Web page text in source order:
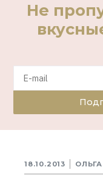
Не
18.10.2013